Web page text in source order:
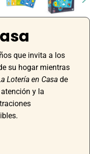
que invita a los
su hogar mientras
Lotería en Casa de
y la